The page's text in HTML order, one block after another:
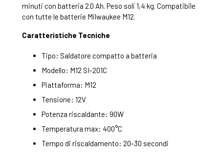
minuti con batteria 2.0 Ah. Peso soli 1,4 kg. Compatibile
con tutte le batterie Milwaukee M12.
Caratteristiche Tecniche
Tipo: Saldatore compatto a batteria
Modello: M12 SI-201C
Piattaforma: M12
Tensione: 12V
Potenza riscaldante: 90W
Temperatura max: 400°C
Tempo di riscaldamento: 20-30 secondi